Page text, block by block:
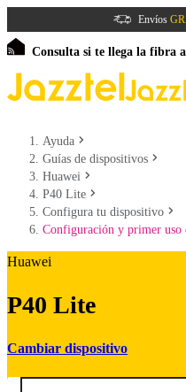
Envíos
Consulta si te llega la fibra a
Ayuda
Guías de dispositivos
Huawei
P40 Lite
Configura tu dispositivo
Configuración y primer
Huawei
P40 Lite
Cambiar dispositivo